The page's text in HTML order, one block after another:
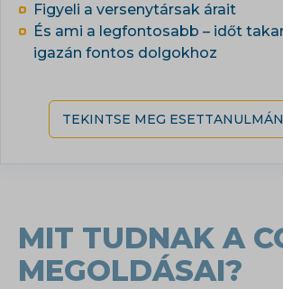
Figyeli a versenytársak árait
És ami a legfontosabb – időt
igazán fontos dolgokhoz
TEKINTSE MEG
MIT TUDNAK A
MEGOLDÁSAI?